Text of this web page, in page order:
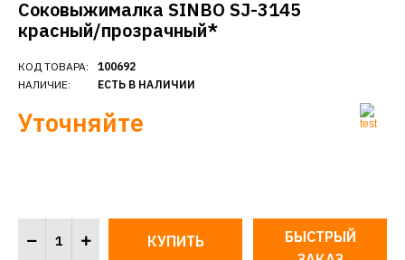
Соковыжималка SINBO SJ-3145
красный/прозрачный*
КОД ТОВАРА:
НАЛИЧИЕ:
100692
ЕСТЬ В НАЛИЧИИ
Уточняйте
БЫСТРЫЙ